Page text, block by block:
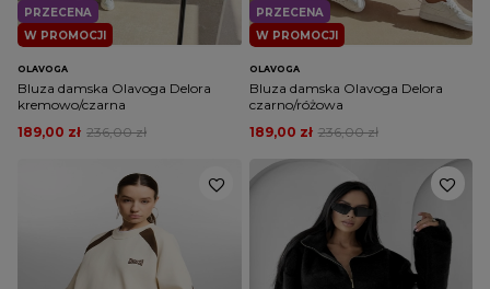
W PROMOCJI
PRZECENA
OLAVOGA
Bluza damska Olavoga Delora
kremowo/czarna
236,00 zł
189,00 zł
W PROMOCJI
PRZECENA
OLAVOGA
Bluza damska Olavoga Delora
czarno/różowa
236,00 zł
189,00 zł